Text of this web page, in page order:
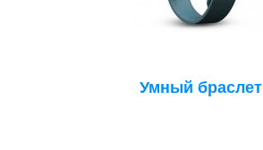
Умный браслет